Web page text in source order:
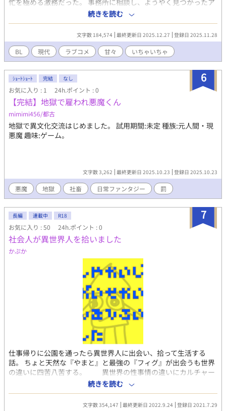
忙を極める激務だった。 事務所に相談し、ようやく見つかったア
シスタント候補。 しかし、面接当日に現れたのは、黒塗りの高級
車で乗り付けた、キラキラ輝く金髪碧眼の美少年――エリアスだ
った。 「貴方を振り向かせるために来たんです。ボクに恋してく
れませんか？」 仕事は完璧、恋には超積極的でグイグイくる貴族
との物語が今始まる！ 性に奔放なようでいて実はウブな配信者
と、上品な見た目に反して恋には肉食な貴族の少年が繰り広げ
る、異文化交流ラブコメディ。 体から始まる関係も、アリ……か
も？ ♦ ♦ ♦ 【おすすめポイント】 ✓配信者×熱狂的ファン ✓
美形×美形カップル ✓オフィス（自宅）ラブ ✓天然たらしなワン
コ系受け ✓不器用で照れ屋な攻め ✓異文化交流ラブコメディ ✓濃
厚イチャラブセックス ♦ ♦ ♦ 本作は、各種小説投稿サイトで
最後まで無料でお読みいただけます。 もし、「もっと応援した
い！」「まとめて読みたい！」と思っていただけましたら、
DLsite、FANZA、BOOTHで電子書籍版の購入をご検討いただけま
https://www.dlsite.com/bl/work/=/product_id/RJ01504933.html
・FANZA
https://lovecul.dmm.co.jp/bl/-/detail/=/cid=d_699516/ ・
続きを読む
文字数 184,574 最終更新日 2025.12.27 登録日 2025.11.28
BL 現代 ラブコメ 甘々 いちゃいちゃ
6
ｼｮｰﾄｼｮｰﾄ 完結 なし
お気に入り : 1 24h.ポイント : 0
【完結】地獄で雇われ悪魔くん
mimimi456/都古
地獄で異文化交流はじめました。 試用期間:未定 種族:元人間・現
悪魔 趣味:ゲーム。
文字数 3,262 最終更新日 2025.10.23 登録日 2025.10.23
悪魔 地獄 社畜 日常ファンタジー 罰
7
長編 連載中 R18
お気に入り : 50 24h.ポイント : 0
社会人が異世界人を拾いました
かぷか
仕事帰りに公園を通ったら異世界人に出会い、拾って生活する
話。 ちょと天然な『やまと』と最強の『フィグ』が出会うも世界
の違いに四苦八苦する。 異世界の性事情の違いにカルチャー
ショックを受けるも惹かれていく。 異文化交流の話です。 暇つぶ
しにどうぞ。 本編は完結しました。 が、気が向いたら続きを書き
続きを読む
文字数 354,147 最終更新日 2022.9.24 登録日 2021.7.29